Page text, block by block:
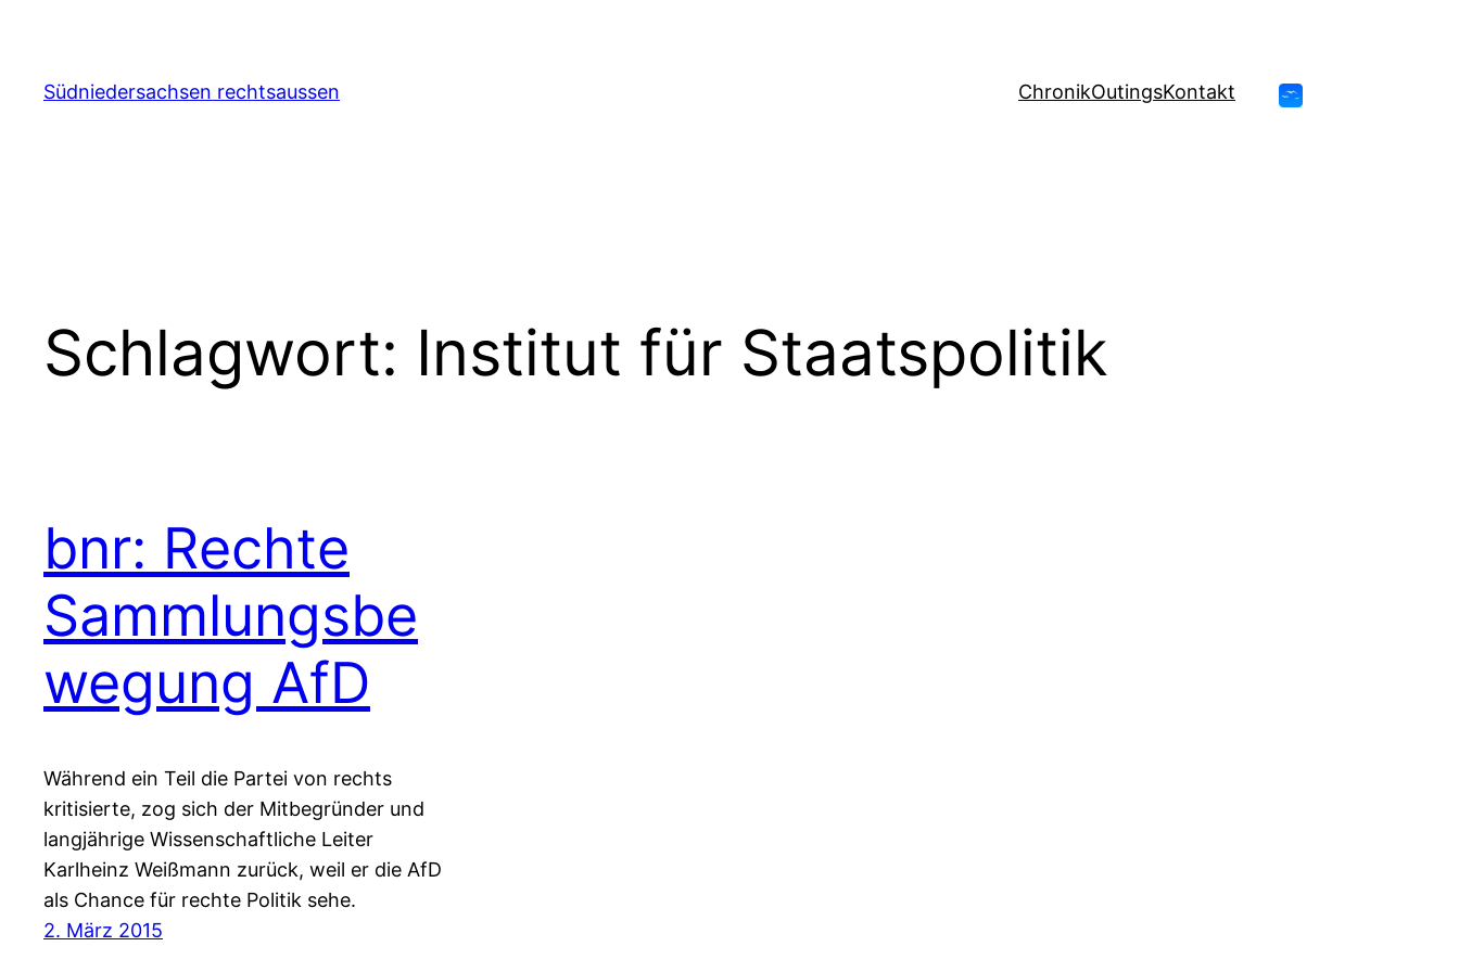
springen
Südniedersachsen rechtsaussen ChronikOutingsKontakt
Schlagwort: Institut für Staatspolitik
bnr: Rechte
Sammlungsbe
wegung AfD
Während ein Teil die Partei von rechts
kritisierte, zog sich der Mitbegründer und
langjährige Wissenschaftliche Leiter
Karlheinz Weißmann zurück, weil er die AfD
als Chance für rechte Politik sehe.
2. März 2015